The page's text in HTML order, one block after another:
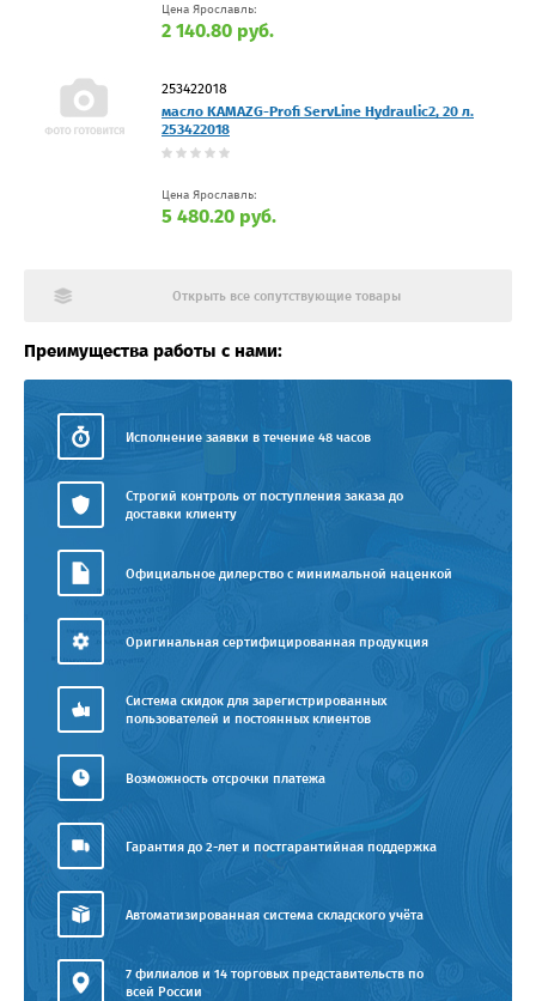
Цена Ярославль:
2 140.80 руб.
253422018
масло KAMAZG-Profi ServLine Hydraulic2, 20 л.
253422018
Цена Ярославль:
5 480.20 руб.
Открыть все сопутствующие товары
Преимущества работы с нами:
Исполнение заявки в течение 48 часов
Строгий контроль от поступления заказа до
доставки клиенту
Официальное дилерство с минимальной наценкой
Оригинальная сертифицированная продукция
Система скидок для зарегистрированных
пользователей и постоянных клиентов
Возможность отсрочки платежа
Гарантия до 2-лет и постгарантийная поддержка
Автоматизированная система складского учёта
7 филиалов и 14 торговых представительств по
всей России